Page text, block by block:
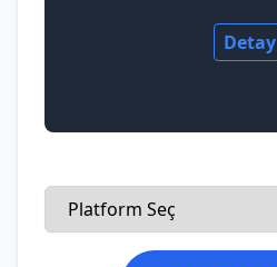
Detay